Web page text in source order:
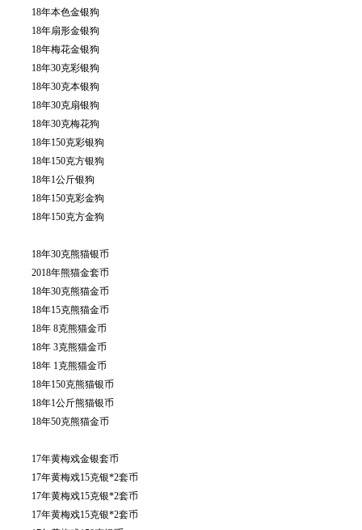
18年本色金银狗
18年扇形金银狗
18年梅花金银狗
18年30克彩银狗
18年30克本银狗
18年30克扇银狗
18年30克梅花狗
18年150克彩银狗
18年150克方银狗
18年1公斤银狗
18年150克彩金狗
18年150克方金狗
18年30克熊猫银币
2018年熊猫金套币
18年30克熊猫金币
18年15克熊猫金币
18年 8克熊猫金币
18年 3克熊猫金币
18年 1克熊猫金币
18年150克熊猫银币
18年1公斤熊猫银币
18年50克熊猫金币
17年黄梅戏金银套币
17年黄梅戏15克银*2套币
17年黄梅戏15克银*2套币
17年黄梅戏15克银*2套币